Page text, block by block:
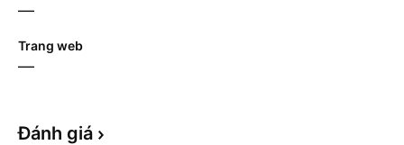
—
Trang web
—
Đánh giá